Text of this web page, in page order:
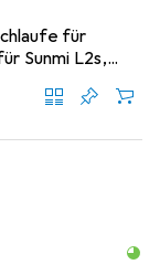
für
Sunmi L2s,...